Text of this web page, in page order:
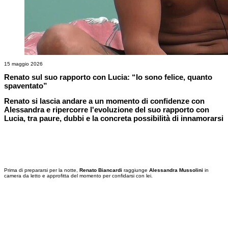
15 maggio 2026
Renato sul suo rapporto con Lucia: “Io sono felice, quanto
spaventato”
Renato si lascia andare a un momento di confidenze con
Alessandra e ripercorre l'evoluzione del suo rapporto con
Lucia, tra paure, dubbi e la concreta possibilità di innamorarsi
Prima di prepararsi per la notte, Renato Biancardi raggiunge Alessandra Mussolini in
camera da letto e approfitta del momento per confidarsi con lei.